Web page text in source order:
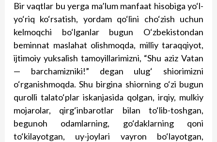
Bir vaqtlar bu yerga ma’lum manfaat hisobiga yo‘l-
yo‘riq ko‘rsatish, yordam qo‘lini cho‘zish uchun
kelmoqchi bo‘lganlar bugun O‘zbekistondan
beminnat maslahat olishmoqda, milliy taraqqiyot,
ijtimoiy yuksalish tamoyillarimizni, “Shu aziz Vatan
— barchamizniki!” degan ulug‘ shiorimizni
o‘rganishmoqda. Shu birgina shiorning o‘zi bugun
qurolli talato‘plar iskanjasida qolgan, irqiy, mulkiy
mojarolar, qirg‘inbarotlar bilan to‘lib-toshgan,
begunoh odamlarning, go‘daklarning qoni
to‘kilayotgan, uy-joylari vayron bo‘layotgan,